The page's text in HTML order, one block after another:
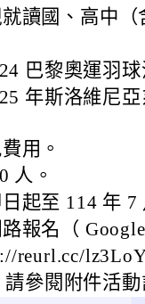
讀國、高中
巴黎奧運羽
年斯洛維尼
用。
人。
起至 114 年 7
報名（
reurl.cc/
請參閱附件活